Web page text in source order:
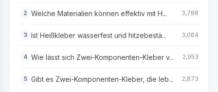
2 Welche Materialien können effektiv mit H... 3,788
3 Ist Heißkleber wasserfest und hitzebestä... 3,064
4 Wie lässt sich Zwei-Komponenten-Kleber v... 2,953
5 Gibt es Zwei-Komponenten-Kleber, die leb... 2,873